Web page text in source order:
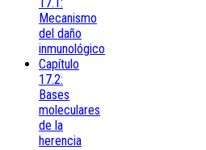
Mecanismo
del daño
inmunológico
Capítulo
17.2:
Bases
moleculares
de la
herencia